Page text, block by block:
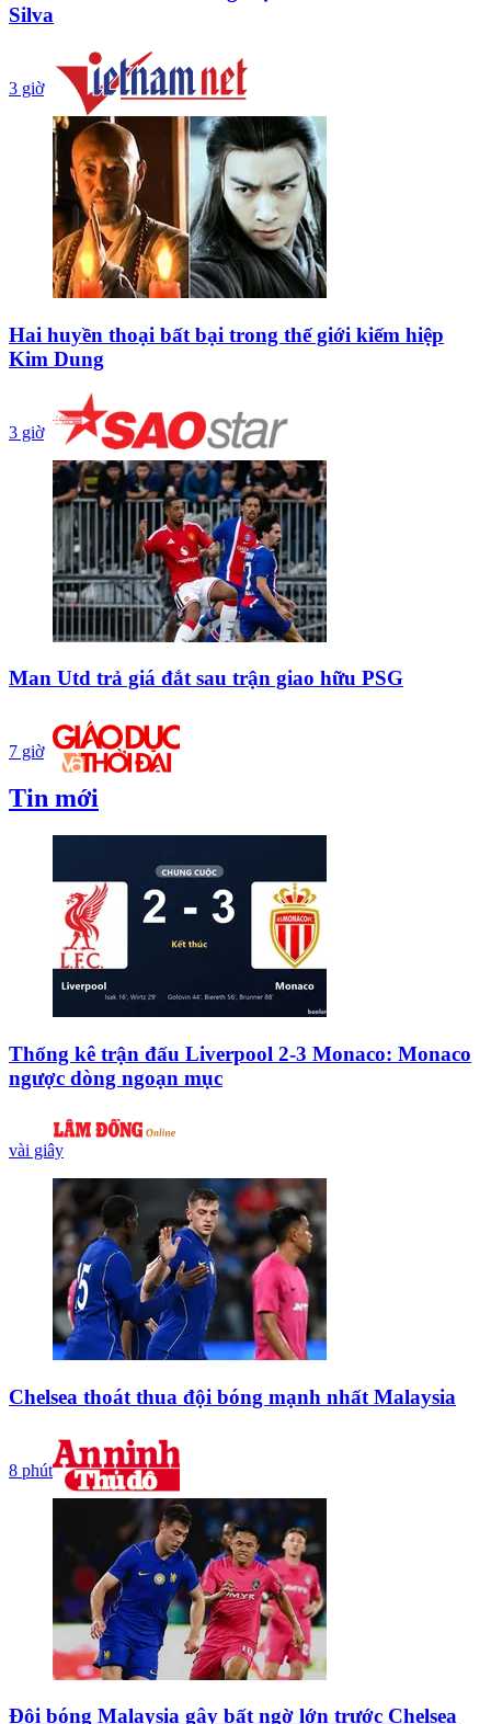
Silva
3 giờ
Hai huyền thoại bất bại trong thế giới kiếm hiệp
Kim Dung
3 giờ
Man Utd trả giá đắt sau trận giao hữu PSG
7 giờ
Tin mới
Thống kê trận đấu Liverpool 2-3 Monaco: Monaco
ngược dòng ngoạn mục
vài giây
Chelsea thoát thua đội bóng mạnh nhất Malaysia
8 phút
Đội bóng Malaysia gây bất ngờ lớn trước Chelsea